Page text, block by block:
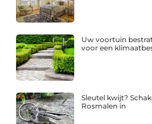
Uw voortuin
voor een
Sleutel kwijt?
Rosmalen in